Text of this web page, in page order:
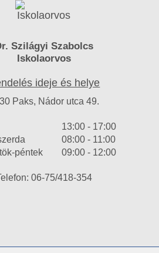
Szilágyi Szabolcs
Iskolaorvos
ideje és helye
Paks, Nádor utca 49.
péntek
13:00 - 17:00
08:00 - 11:00
09:00 - 12:00
06-75/418-354